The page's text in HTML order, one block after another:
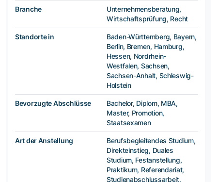
Branche
Unternehmensberatung,
Wirtschaftsprüfung, Recht
Standorte in
Baden-Württemberg, Bayern,
Berlin, Bremen, Hamburg,
Hessen, Nordrhein-
Westfalen, Sachsen,
Sachsen-Anhalt, Schleswig-
Holstein
Bevorzugte Abschlüsse
Bachelor, Diplom, MBA,
Master, Promotion,
Staatsexamen
Art der Anstellung
Berufsbegleitendes Studium,
Direkteinstieg, Duales
Studium, Festanstellung,
Praktikum, Referendariat,
Studienabschlussarbeit,